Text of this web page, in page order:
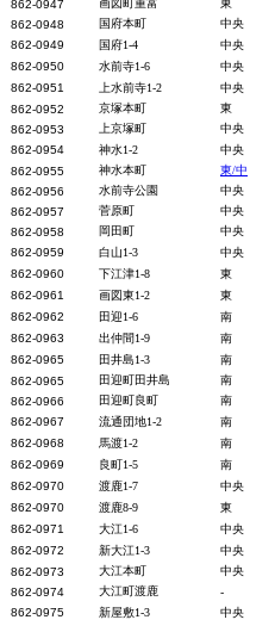
862-0947 画図町重富 東
862-0948
国府本町 中央
862-0949
国府1-4 中央
862-0950
水前寺1-6 中央
862-0951
上水前寺1-2 中央
862-0952
京塚本町 東
862-0953
上京塚町 中央
862-0954
神水1-2 中央
862-0955
神水本町 東/中
862-0956
水前寺公園 中央
862-0957
菅原町 中央
862-0958
岡田町 中央
862-0959
白山1-3 中央
862-0960
下江津1-8 東
862-0961
画図東1-2 東
862-0962
田迎1-6 南
862-0963
出仲間1-9 南
862-0965
田井島1-3 南
862-0965
田迎町田井島 南
862-0966
田迎町良町 南
862-0967
流通団地1-2 南
862-0968
馬渡1-2 南
862-0969
良町1-5 南
862-0970
渡鹿1-7 中央
862-0970
渡鹿8-9 東
862-0971
大江1-6 中央
862-0972
新大江1-3 中央
862-0973
大江本町 中央
862-0974
大江町渡鹿 -
862-0975
新屋敷1-3 中央